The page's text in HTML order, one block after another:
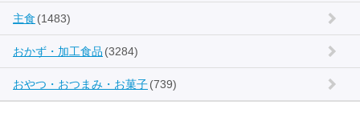
主食 (1483)
おかず・加工食品 (3284)
おやつ・おつまみ・お菓子(739)